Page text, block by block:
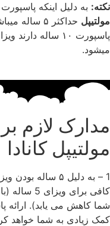
نکته: به دلیل اینکه پاسپورت در ایران ۵
مولتیپل
حداکثر ۵
میشود.
مدارک لازم
مولتیپل کانادا
1 – به دلیل ۵
کافی برای
شما کاهش می یابد). ارائه
کمک زیادی به شما خواهد